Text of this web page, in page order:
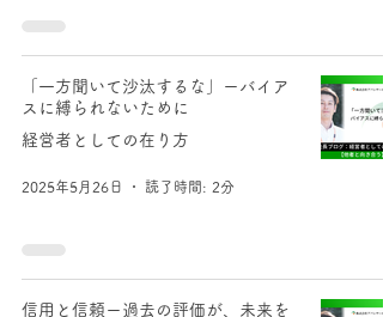
「一方聞いて沙汰するな」ーバイア
スに縛られないために
経営者としての在り方
2025年5月26日 読了時間: 2分
信用と信頼ー過去の評価が、未来を